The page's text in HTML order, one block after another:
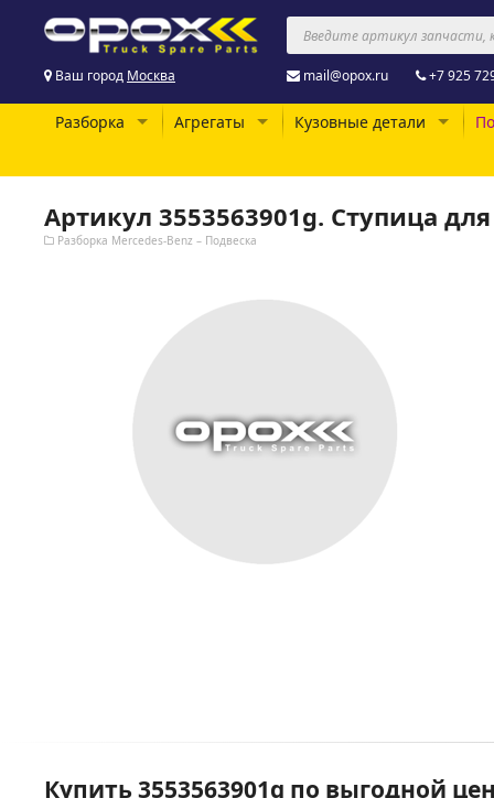
Ваш город Москва mail@opox.ru +7 925
Разборка Агрегаты Кузовные детали
Артикул 3553563901g. Ступица
Разборка Mercedes-Benz – Подвеска
Купить 3553563901g по выгодной